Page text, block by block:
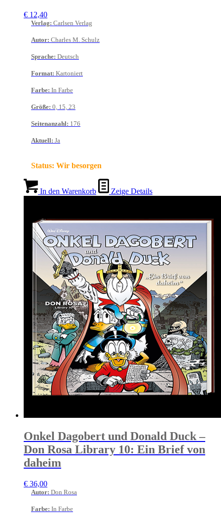
€ 12,40
Verlag: Carlsen Verlag
Autor: Charles M. Schulz
Sprache: Deutsch
Format: Kartoniert
Farbe: In Farbe
Größe: 0, 15, 23
Seitenanzahl: 176
Aktuell: Ja
Status: Wir besorgen
In den Warenkorb Zeige Details
Onkel Dagobert und Donald Duck –
Don Rosa Library 10: Ein Brief von
daheim
€ 36,00
Autor: Don Rosa
Farbe: In Farbe